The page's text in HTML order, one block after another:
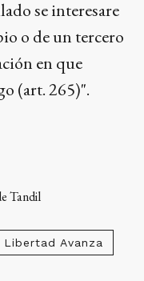
se interesare
o de un tercero
en que
(art. 265)".
Tandil
Libertad Avanza